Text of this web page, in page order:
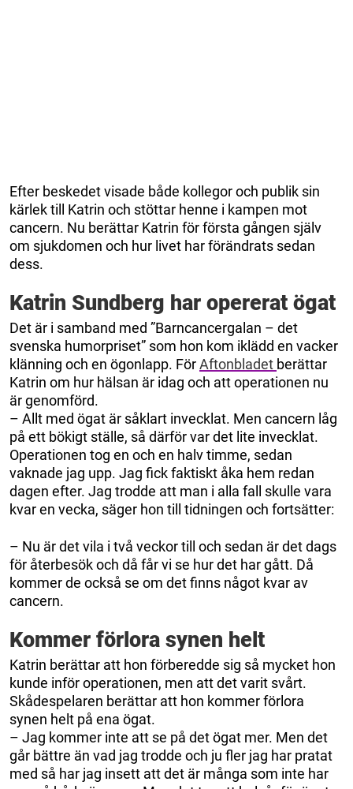
Efter beskedet visade både kollegor och publik sin
kärlek till Katrin och stöttar henne i kampen mot
cancern. Nu berättar Katrin för första gången själv
om sjukdomen och hur livet har förändrats sedan
dess.
Katrin Sundberg har opererat ögat
Det är i samband med ”Barncancergalan – det
svenska humorpriset” som hon kom iklädd en vacker
klänning och en ögonlapp. FörAftonbladet berättar
Katrin om hur hälsan är idag och att operationen nu
är genomförd.
– Allt med ögat är såklart invecklat. Men cancern låg
på ett bökigt ställe, så därför var det lite invecklat.
Operationen tog en och en halv timme, sedan
vaknade jag upp. Jag fick faktiskt åka hem redan
dagen efter. Jag trodde att man i alla fall skulle vara
kvar en vecka, säger hon till tidningen och fortsätter:
– Nu är det vila i två veckor till och sedan är det dags
för återbesök och då får vi se hur det har gått. Då
kommer de också se om det finns något kvar av
cancern.
Kommer förlora synen helt
Katrin berättar att hon förberedde sig så mycket hon
kunde inför operationen, men att det varit svårt.
Skådespelaren berättar att hon kommer förlora
synen helt på ena ögat.
– Jag kommer inte att se på det ögat mer. Men det
går bättre än vad jag trodde och ju fler jag har pratat
med så har jag insett att det är många som inte har